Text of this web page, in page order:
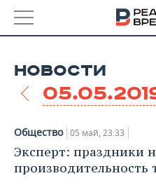
УДМУРТИЯ
НОВОСТИ
НОВОСТИ АНАЛИТИКИ
ДЕКЛАРАЦИИ О
ЭКОНОМИКА
НОВОСТИ ЭКОНОМИКИ
НОВОСТИ
Общество 05 май, 23:33
Эксперт: праздники
производительность